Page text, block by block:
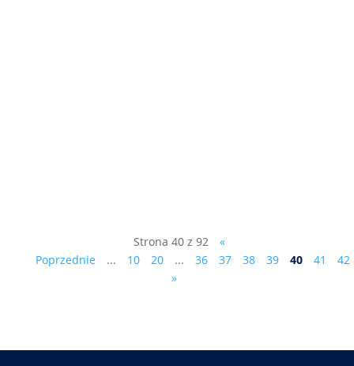
Strona 40 z 92
«
Poprzednie
... 10 20 ... 36 37 38 39 40 41
42
»